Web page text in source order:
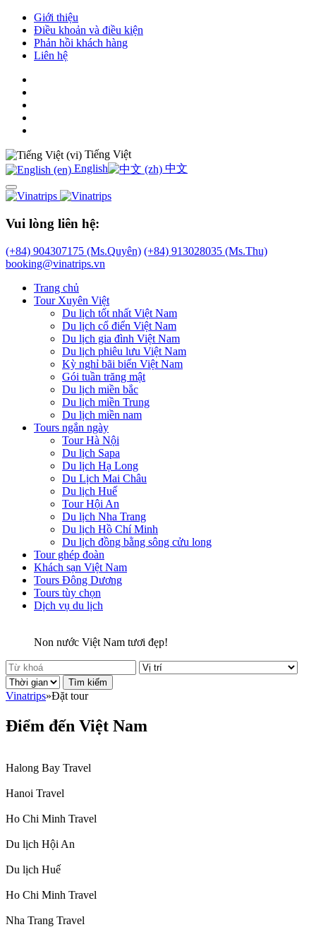
Giới thiệu
Điều khoản và điều kiện
Phản hồi khách hàng
Liên hệ
Tiếng Việt
English
中文
Vui lòng liên hệ:
(+84) 904307175 (Ms.Quyên) (+84) 913028035 (Ms.Thu)
booking@vinatrips.vn
Trang chủ
Tour Xuyên Việt
Du lịch tốt nhất Việt Nam
Du lịch cổ điển Việt Nam
Du lịch gia đình Việt Nam
Du lịch phiêu lưu Việt Nam
Kỳ nghỉ bãi biển Việt Nam
Gói tuần trăng mật
Du lịch miền bắc
Du lịch miền Trung
Du lịch miền nam
Tours ngắn ngày
Tour Hà Nội
Du lịch Sapa
Du lịch Hạ Long
Du Lịch Mai Châu
Du lịch Huế
Tour Hội An
Du lịch Nha Trang
Du lịch Hồ Chí Minh
Du lịch đồng bằng sông cửu long
Tour ghép đoàn
Khách sạn Việt Nam
Tours Đông Dương
Tours tùy chọn
Dịch vụ du lịch
Non nước Việt Nam tươi đẹp!
Tìm kiếm
Vinatrips»Đặt tour
Điểm đến Việt Nam
Halong Bay Travel
Hanoi Travel
Ho Chi Minh Travel
Du lịch Hội An
Du lịch Huế
Ho Chi Minh Travel
Nha Trang Travel